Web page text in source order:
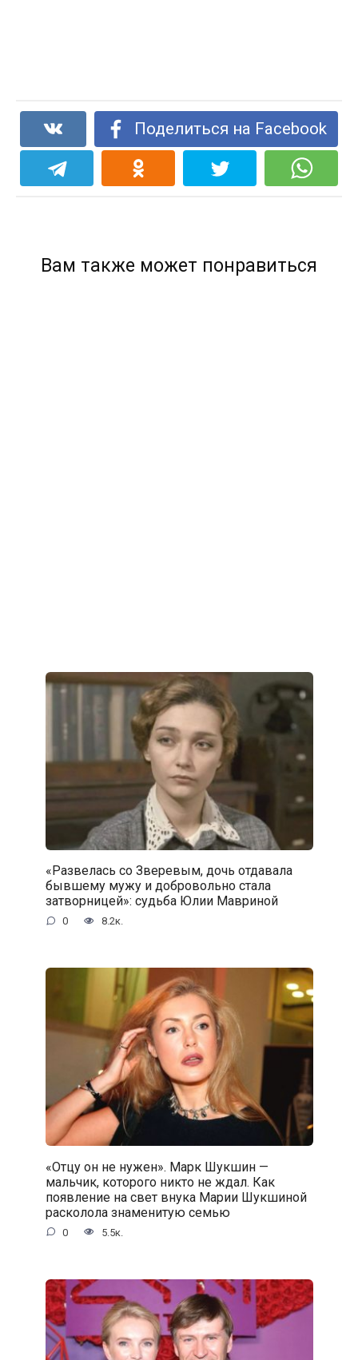
Поделиться на Facebook
Вам также может понравиться
«Развелась со Зверевым, дочь отдавала
бывшему мужу и добровольно стала
затворницей»: судьба Юлии Мавриной
0 8.2к.
«Отцу он не нужен». Марк Шукшин —
мальчик, которого никто не ждал. Как
появление на свет внука Марии Шукшиной
расколола знаменитую семью
0 5.5к.